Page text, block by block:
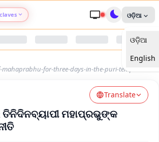
Argus Nari Shakti
Argus Health Connect
ଓଡ଼ିଆ
ଓଡ଼ିଆ
English
for-three-days-in-the-puri-temple
Translate
ମହାପ୍ରଭୁଙ୍କ